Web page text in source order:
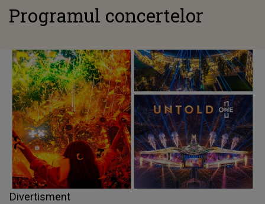
Programul concertelor
Divertisment